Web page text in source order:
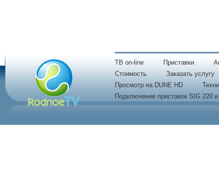
TB on-line Приставки
Стоимость
Заказать услугу
Просмотр на DUNE HD
Подключение приставок SIG 220